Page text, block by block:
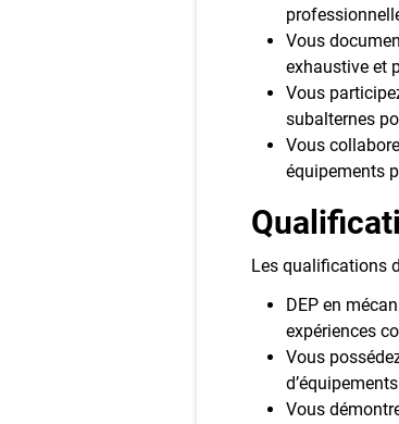
Vous
exhaustive et
Vous
subalternes
Vous
équipements
Les qualifications
DEP en
expériences
Vous
Vous